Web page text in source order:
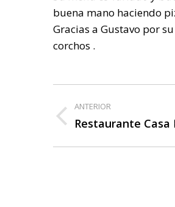
buena mano haciendo
Gracias a Gustavo por
corchos .
Navegación
entre
ANTERIOR
Publicación
Restaurante Casa